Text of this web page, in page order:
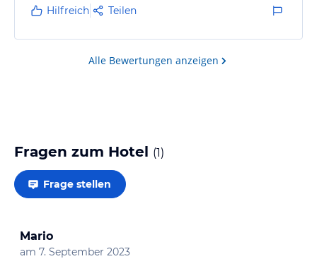
Hilfreich Teilen
Alle Bewertungen anzeigen
Fragen zum Hotel (1)
Frage stellen
Mario
am 7. September 2023